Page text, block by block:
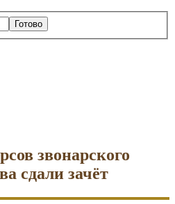
звонарского
сдали зачёт